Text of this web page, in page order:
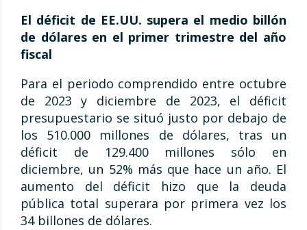
El déficit de EE.UU. supera el medio billón
de dólares en el primer trimestre del año
fiscal
Para el periodo comprendido entre octubre
de 2023 y diciembre de 2023, el déficit
presupuestario se situó justo por debajo de
los 510.000 millones de dólares, tras un
déficit de 129.400 millones sólo en
diciembre, un 52% más que hace un año. El
aumento del déficit hizo que la deuda
pública total superara por primera vez los
34 billones de dólares.